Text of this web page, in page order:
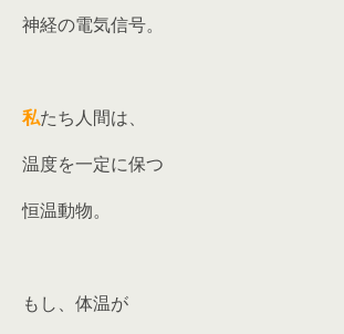
神経の電気信号。
私たち人間は、
温度を一定に保つ
恒温動物。
もし、体温が